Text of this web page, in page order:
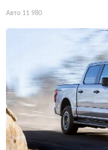
Авто 11 980